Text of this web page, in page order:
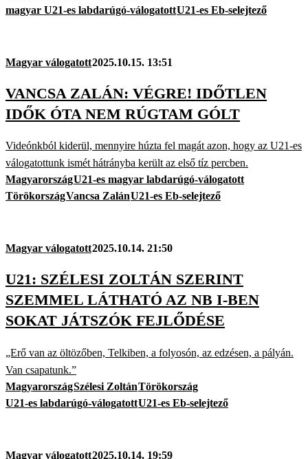
magyar U21-es labdarúgó-válogatottU21-es Eb-selejtező
Magyar válogatott2025.10.15. 13:51
VANCSA ZALÁN: VÉGRE! IDŐTLEN
IDŐK ÓTA NEM RÚGTAM GÓLT
Videónkból kiderül, mennyire húzta fel magát azon, hogy az U21-es
válogatottunk ismét hátrányba került az első tíz percben.
MagyarországU21-es magyar labdarúgó-válogatott
TörökországVancsa ZalánU21-es Eb-selejtező
Magyar válogatott2025.10.14. 21:50
U21: SZÉLESI ZOLTÁN SZERINT
SZEMMEL LÁTHATÓ AZ NB I-BEN
SOKAT JÁTSZÓK FEJLŐDÉSE
„Erő van az öltözőben, Telkiben, a folyosón, az edzésen, a pályán.
Van csapatunk.”
MagyarországSzélesi ZoltánTörökország
U21-es labdarúgó-válogatottU21-es Eb-selejtező
Magyar válogatott2025.10.14. 19:59